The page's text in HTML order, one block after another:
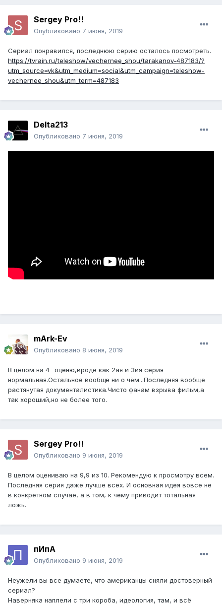
Sergey Pro!!
Опубликовано 7 июня, 2019
Сериал понравился, последнюю серию осталось посмотреть.
https://tvrain.ru/teleshow/vechernee_shou/tarakanov-487183/?
utm_source=vk&utm_medium=social&utm_campaign=teleshow-
vechernee_shou&utm_term=487183
Delta213
Опубликовано 7 июня, 2019
mArk-Ev
Опубликовано 8 июня, 2019
В целом на 4- оценю,вроде как 2ая и 3ия серия
нормальная.Остальное вообще ни о чём...Последняя вообще
растянутая документалистика.Чисто фанам взрыва фильм,а
так хороший,но не более того.
Sergey Pro!!
Опубликовано 9 июня, 2019
В целом оцениваю на 9,9 из 10. Рекомендую к просмотру всем.
Последняя серия даже лучше всех. И основная идея вовсе не
в конкретном случае, а в том, к чему приводит тотальная
ложь.
пИпА
Опубликовано 9 июня, 2019
Неужели вы все думаете, что американцы сняли достоверный
сериал?
Наверняка наплели с три короба, идеология, там, и всё